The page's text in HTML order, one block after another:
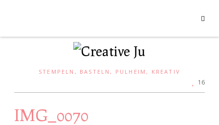
STEMPELN, BASTELN, PULHEIM, KREATIV
16
IMG_0070